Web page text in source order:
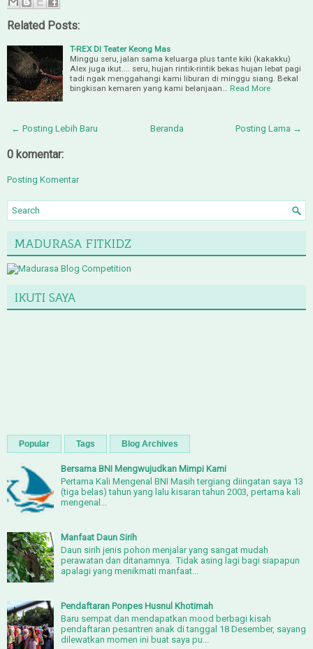
Related Posts:
T-REX DI Teater Keong Mas
Minggu seru, jalan sama keluarga plus tante kiki (kakakku)
Alex juga ikut.... seru, hujan rintik-rintik bekas hujan lebat pagi
tadi ngak menggahangi kami liburan di minggu siang. Bekal
bingkisan kemaren yang kami belanjaan… Read More
← Posting Lebih Baru Posting Lama →
Beranda
0 komentar:
Posting Komentar
MADURASA FITKIDZ
IKUTI SAYA
Popular Tags Blog Archives
Bersama BNI Mengwujudkan Mimpi Kami
Pertama Kali Mengenal BNI Masih tergiang diingatan saya 13
(tiga belas) tahun yang lalu kisaran tahun 2003, pertama kali
mengenal...
Manfaat Daun Sirih
Daun sirih jenis pohon menjalar yang sangat mudah
perawatan dan ditanamnya. Tidak asing lagi bagi siapapun
apalagi yang menikmati manfaat...
Pendaftaran Ponpes Husnul Khotimah
Baru sempat dan mendapatkan mood berbagi kisah
pendaftaran pesantren anak di tanggal 18 Desember, sayang
dilewatkan momen ini buat saya pu...